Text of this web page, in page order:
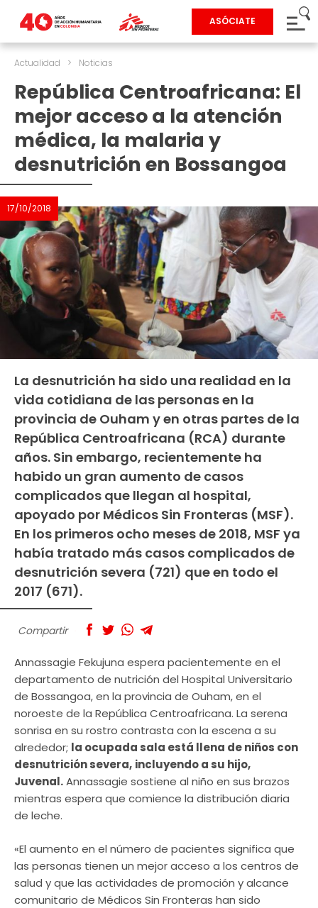
ASÓCIATE
Actualidad > Noticias
República Centroafricana: El
mejor acceso a la atención
médica, la malaria y
desnutrición en Bossangoa
17/10/2018
La desnutrición ha sido una realidad en la
vida cotidiana de las personas en la
provincia de Ouham y en otras partes de la
República Centroafricana (RCA) durante
años. Sin embargo, recientemente ha
habido un gran aumento de casos
complicados que llegan al hospital,
apoyado por Médicos Sin Fronteras (MSF).
En los primeros ocho meses de 2018, MSF ya
había tratado más casos complicados de
desnutrición severa (721) que en todo el
2017 (671).
Compartir
Annassagie Fekujuna espera pacientemente en el
departamento de nutrición del Hospital Universitario
de Bossangoa, en la provincia de Ouham, en el
noroeste de la República Centroafricana. La serena
sonrisa en su rostro contrasta con la escena a su
alrededor; la ocupada sala está llena de niños con
desnutrición severa, incluyendo a su hijo,
Juvenal.Annassagie sostiene al niño en sus brazos
mientras espera que comience la distribución diaria
de leche.
«El aumento en el número de pacientes significa que
las personas tienen un mejor acceso a los centros de
salud y que las actividades de promoción y alcance
comunitario de Médicos Sin Fronteras han sido